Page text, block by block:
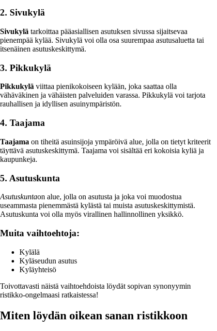
2. Sivukylä
Sivukylä tarkoittaa pääasiallisen asutuksen sivussa sijaitsevaa
pienempää kylää. Sivukylä voi olla osa suurempaa asutusaluetta tai
itsenäinen asutuskeskittymä.
3. Pikkukylä
Pikkukylä viittaa pienikokoiseen kylään, joka saattaa olla
vähäväkinen ja vähäisten palveluiden varassa. Pikkukylä voi tarjota
rauhallisen ja idyllisen asuinympäristön.
4. Taajama
Taajama on tiheitä asuinsijoja ympäröivä alue, jolla on tietyt kriteerit
täyttävä asutuskeskittymä. Taajama voi sisältää eri kokoisia kyliä ja
kaupunkeja.
5. Asutuskunta
Asutuskuntaon alue, jolla on asutusta ja joka voi muodostua
useammasta pienemmästä kylästä tai muista asutuskeskittymistä.
Asutuskunta voi olla myös virallinen hallinnollinen yksikkö.
Muita vaihtoehtoja:
Kylälä
Kyläseudun asutus
Kyläyhteisö
Toivottavasti näistä vaihtoehdoista löydät sopivan synonyymin
ristikko-ongelmaasi ratkaistessa!
Miten löydän oikean sanan ristikkoon